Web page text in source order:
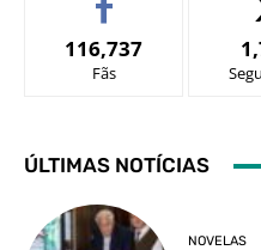
116,737
Fãs
ÚLTIMAS NOTÍCIAS
NOVELAS